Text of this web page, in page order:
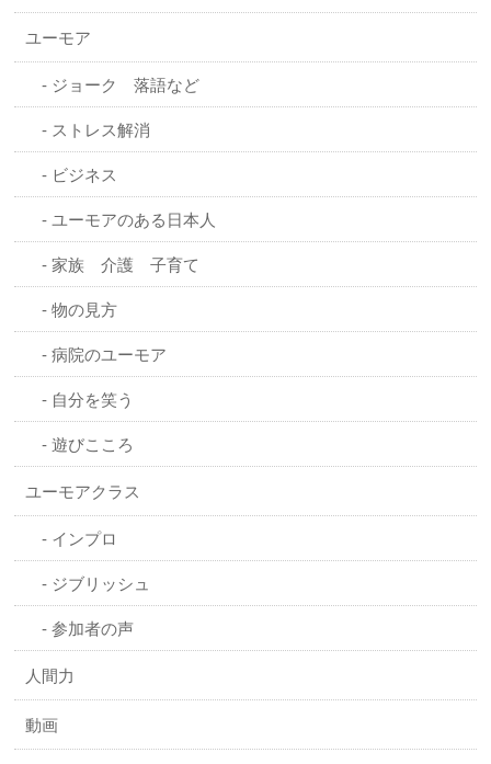
ユーモア
ジョーク 落語など
ストレス解消
ビジネス
ユーモアのある日本人
家族 介護 子育て
物の見方
病院のユーモア
自分を笑う
遊びこころ
ユーモアクラス
インプロ
ジブリッシュ
参加者の声
人間力
動画